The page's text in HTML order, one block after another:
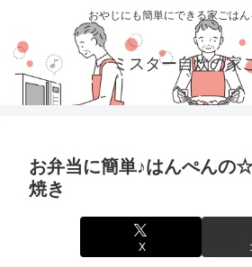
おやじにも簡単にできる家ごは
ミスター自炊の家
お弁当に簡単♪はんぺんの
焼き
X